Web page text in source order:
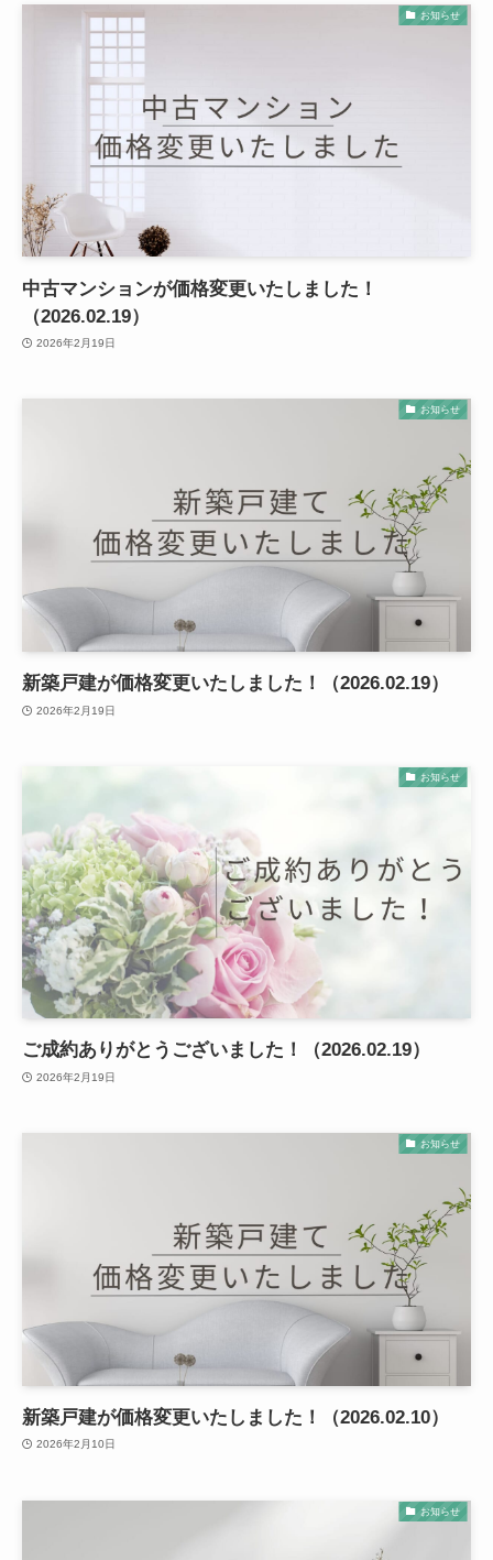
お知らせ
中古マンションが価格変更いたしました！
（2026.02.19）
2026年2月19日
お知らせ
新築戸建が価格変更いたしました！（2026.02.19）
2026年2月19日
お知らせ
ご成約ありがとうございました！（2026.02.19）
2026年2月19日
お知らせ
新築戸建が価格変更いたしました！（2026.02.10）
2026年2月10日
お知らせ